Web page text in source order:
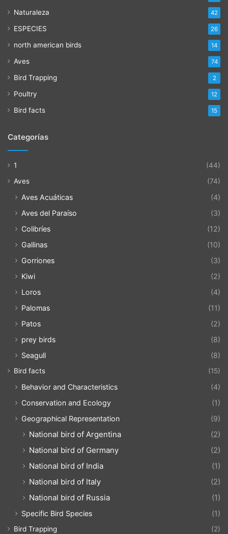
Naturaleza 42
ESPECIES 26
north american birds 14
Aves 74
Bird Trapping 2
Poultry 12
Bird facts 15
Categorías
1
(44)
Aves
(74)
Aves Acuáticas
(4)
Aves del Paraíso
(3)
Colibríes
(12)
Gallinas
(10)
Gorriones
(3)
Kiwi
(2)
Loros
(4)
Palomas
(11)
Patos
(2)
prey birds
(8)
Seagull
(8)
Bird facts (15)
Behavior and Characteristics
(4)
Conservation and Ecology
(1)
Geographical Representation
(9)
National bird of Argentina
(2)
National bird of Germany
(2)
National bird of India
(1)
National bird of Italy
(2)
National bird of Russia
(1)
Specific Bird Species (1)
Bird Trapping
(2)